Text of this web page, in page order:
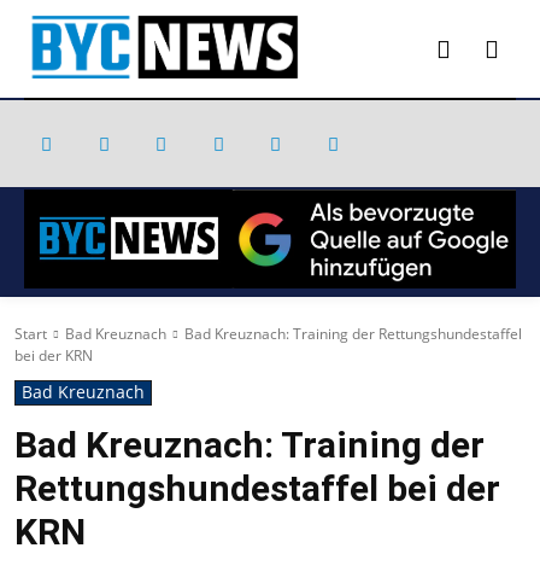
Start Bad Kreuznach
Bad Kreuznach: Training der Rettungshundestaffel
bei der KRN
Bad Kreuznach
Bad Kreuznach: Training der
Rettungshundestaffel bei der
KRN